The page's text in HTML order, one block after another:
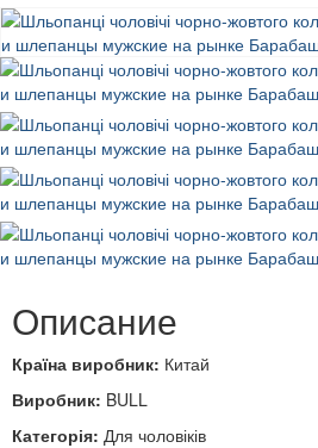
Описание
Країна виробник: Китай
Виробник: BULL
Категорія: Для чоловіків